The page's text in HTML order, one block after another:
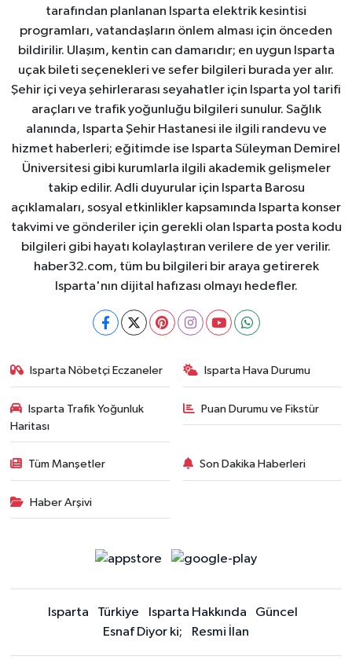
tarafından planlanan Isparta elektrik kesintisi
programları, vatandaşların önlem alması için önceden
bildirilir. Ulaşım, kentin can damarıdır; en uygun Isparta
uçak bileti seçenekleri ve sefer bilgileri burada yer alır.
Şehir içi veya şehirlerarası seyahatler için Isparta yol tarifi
araçları ve trafik yoğunluğu bilgileri sunulur. Sağlık
alanında, Isparta Şehir Hastanesi ile ilgili randevu ve
hizmet haberleri; eğitimde ise Isparta Süleyman Demirel
Üniversitesi gibi kurumlarla ilgili akademik gelişmeler
takip edilir. Adli duyurular için Isparta Barosu
açıklamaları, sosyal etkinlikler kapsamında Isparta konser
takvimi ve gönderiler için gerekli olan Isparta posta kodu
bilgileri gibi hayatı kolaylaştıran verilere de yer verilir.
haber32.com, tüm bu bilgileri bir araya getirerek
Isparta'nın dijital hafızası olmayı hedefler.
Isparta Nöbetçi Eczaneler Isparta Hava Durumu
Isparta Trafik Yoğunluk
Haritası
Puan Durumu ve Fikstür
Tüm Manşetler Son Dakika Haberleri
Haber Arşivi
Isparta Türkiye Isparta Hakkında
Güncel
Esnaf Diyor ki;
Resmi İlan